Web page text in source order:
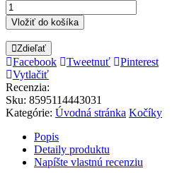
Vložiť do košíka
Zdieľať
Facebook Tweetnuť
Pinterest
Vytlačiť
Recenzia:
Sku: 8595114443031
Kategórie: Úvodná stránka Kočíky
Popis
Detaily produktu
Napíšte vlastnú recenziu